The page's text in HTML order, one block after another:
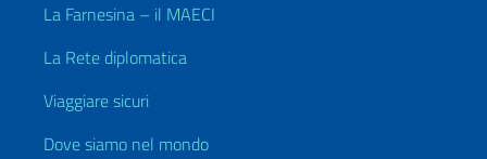
La Farnesina – il MAECI
La Rete diplomatica
Viaggiare sicuri
Dove siamo nel mondo